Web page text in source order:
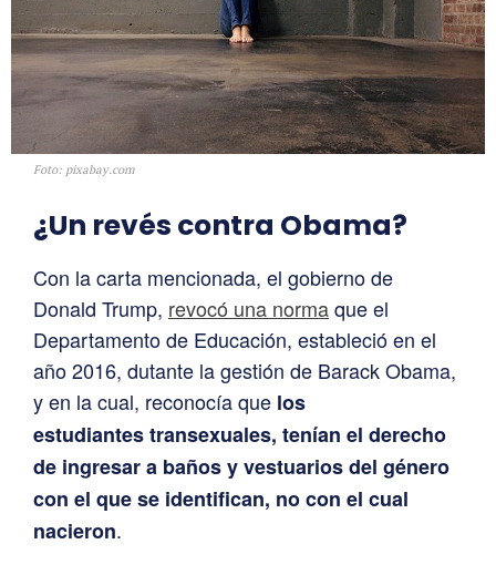
Foto: pixabay.com
¿Un revés contra Obama?
Con la carta mencionada, el gobierno de
Donald Trump, revocó una normaque el
Departamento de Educación, estableció en el
año 2016, dutante la gestión de Barack Obama,
y en la cual, reconocía que los
estudiantes transexuales, tenían el derecho
de ingresar a baños y vestuarios del género
con el que se identifican, no con el cual
nacieron.